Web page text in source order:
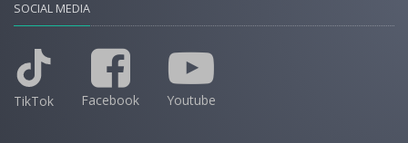
SOCIAL MEDIA
TikTok Facebook Youtube